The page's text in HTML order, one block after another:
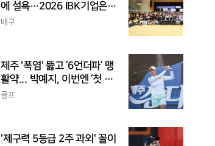
에 설욕…2026 IBK기업은행
배 전국중고배구대회 우승
배구
제주 '폭염' 뚫고 ‘6언더파’ 맹
활약... 박예지, 이번엔 ‘첫 우
승’ 가나
골프
'제구력 5등급 2주 과외' 꼴이